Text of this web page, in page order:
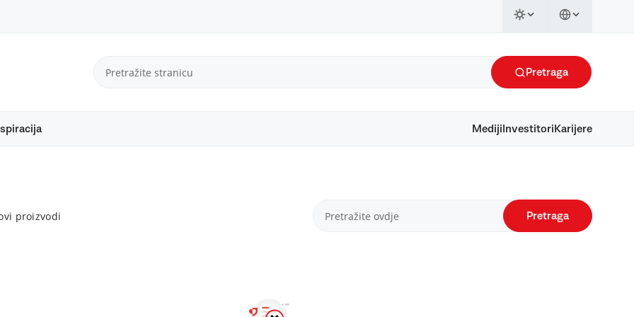
Pretraga
Mediji Investitori Karijere
proizvodi Pretraga